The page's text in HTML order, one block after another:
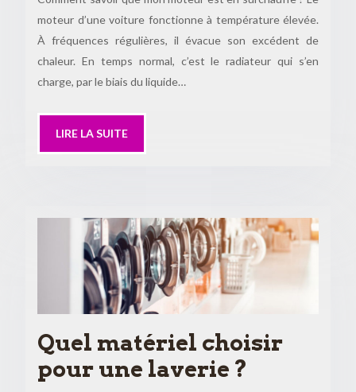
moteur d’une voiture fonctionne à température élevée.
À fréquences régulières, il évacue son excédent de
chaleur. En temps normal, c’est le radiateur qui s’en
charge, par le biais du liquide…
LIRE LA SUITE
Quel matériel choisir
pour une laverie ?